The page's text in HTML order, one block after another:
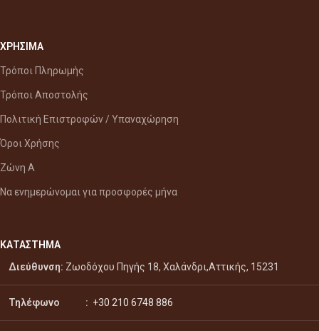
ΧΡΗΣΙΜΑ
Τρόποι Πληρωμής
Τρόποι Αποστολής
Πολιτική Επιστροφών / Υπαναχώρηση
Όροι Χρήσης
Ζώνη Α
Να ενημερώνομαι για προσφορές μήνα
ΚΑΤΑΣΤΗΜΑ
Διεύθυνση: Ζωοδόχου Πηγής 18, Χαλάνδρι,Αττικής, 15231
Τηλέφωνο : +30 210 6748 886